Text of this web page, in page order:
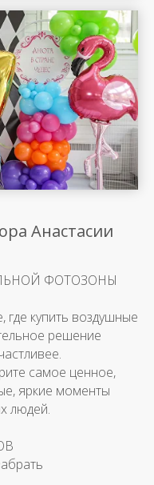
Анастасии
ФОТОЗОНЫ
купить воздушные
решение
самое ценное,
яркие моменты
людей.